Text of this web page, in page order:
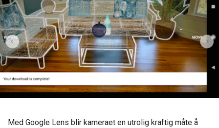
Med Google Lens blir kameraet en utrolig kraftig måte å